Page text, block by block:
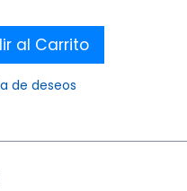
al Carrito
de deseos